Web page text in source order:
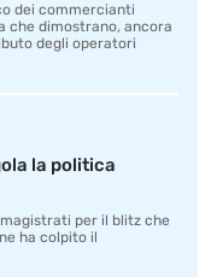
dei commercianti
che dimostrano, ancora
degli operatori
la politica
per il blitz che
ha colpito il